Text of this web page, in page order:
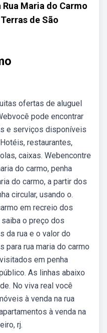
Maria do Carmo
de São
ofertas de aluguel
pode encontrar
e serviços disponíveis
restaurantes,
caixas. Webencontre
do carmo, penha
do carmo, a partir dos
circular, usando o.
em recreio dos
o preço dos
da rua e o valor do
para rua maria do carmo
em penha
As linhas abaixo
No viva real você
à venda na rua
à venda na
rj.